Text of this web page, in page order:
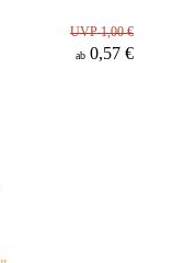
UVP 1,00 €
ab 0,57 €